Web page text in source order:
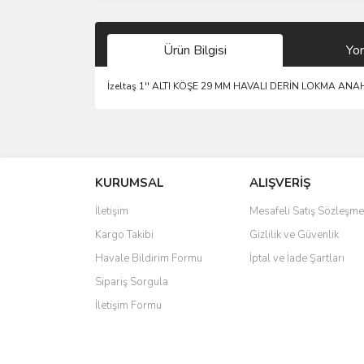
Ürün Bilgisi
İzeltaş 1'' ALTI KÖŞE 29 MM HAVALI DERİN LOKMA
Ürün resmi kalitesiz, bozuk veya görüntülenemiyor.
Ürün açıklamasında eksik bilgiler bulunuyor.
Ürün bilgilerinde hatalar bulunuyor.
Ürün fiyatı diğer sitelerden daha pahalı.
Bu ürüne benzer farklı alternatifler olmalı.
KURUMSAL
İletişim
Kargo Takibi
Havale Bildirim Formu
Sipariş Sorgula
İletişim Formu
ALIŞVERİŞ
Mesafeli Satış
Gizlilik ve Güvenlik
İptal ve İade Şartları